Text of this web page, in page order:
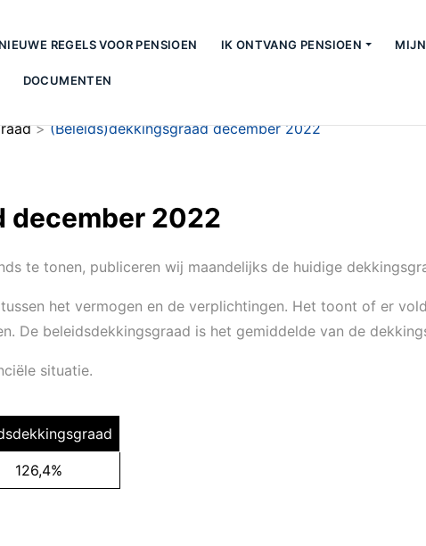
NIEUWE REGELS VOOR PENSIOEN IK ONTVANG PENSIOEN
DOCUMENTEN
>(Beleids)dekkingsgraad december 2022
december 2022
te tonen, publiceren wij maandelijks de huidige
het vermogen en de verplichtingen. Het toont of er
De beleidsdekkingsgraad is het gemiddelde van de
situatie.
126,4%